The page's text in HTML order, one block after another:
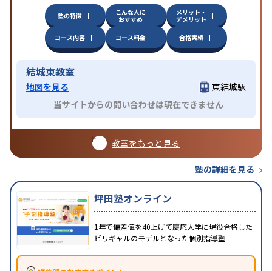
塾の特徴
こんな人に
おすすめ
メリット・
デメリット
コース内容
コース料金 合格実績
結城東教室
地図を見る
東結城駅
当サイトからの問い合わせは現在できません
教室をもっと見る
塾の詳細を見る
坪田塾オンライン
1年で偏差値を40上げて慶応大学に現役合格した
ビリギャルのモデルとなった個別指導塾